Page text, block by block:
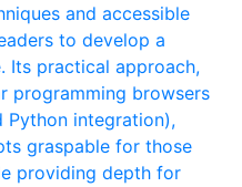
and accessible
to develop a
Its practical approach,
programming browsers
Python integration),
graspable for those
providing depth for